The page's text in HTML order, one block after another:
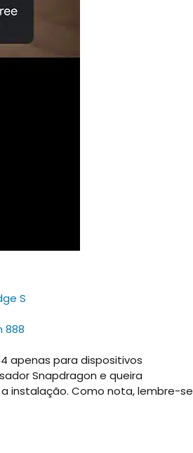
S
888
apenas para dispositivos
Snapdragon e queira
instalação. Como nota, lembre-se